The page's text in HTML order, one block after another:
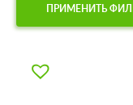
ПРИМЕНИТЬ